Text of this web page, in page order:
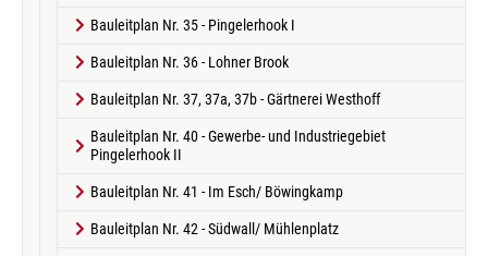
Bauleitplan Nr. 35 - Pingelerhook I
Bauleitplan Nr. 36 - Lohner Brook
Bauleitplan Nr. 37, 37a, 37b - Gärtnerei Westhoff
Bauleitplan Nr. 40 - Gewerbe- und Industriegebiet
Pingelerhook II
Bauleitplan Nr. 41 - Im Esch/ Böwingkamp
Bauleitplan Nr. 42 - Südwall/ Mühlenplatz